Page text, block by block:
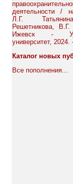
деятельности /
Л.Г.
Решетникова,
Ижевск -
университет, 2024.
Каталог новых
Все пополнения...